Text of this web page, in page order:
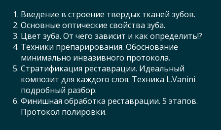
Введение в строение твердых тканей зубов.
Основные оптические свойства зуба.
Цвет зуба. От чего зависит и как определить!?
Техники препарирования. Обоснование
минимально инвазивного протокола.
Стратификация реставрации. Идеальный
композит для каждого слоя. Техника L.Vanini
подробный разбор.
Финишная обработка реставрации. 5 этапов.
Протокол полировки.